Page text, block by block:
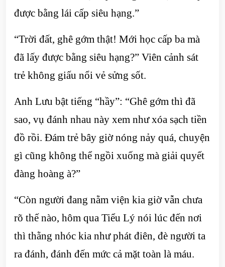
được bằng lái cấp siêu hạng.”
“Trời đất, ghê gớm thật! Mới học cấp ba mà
đã lấy được bằng siêu hạng?” Viên cảnh sát
trẻ không giấu nổi vẻ sửng sốt.
Anh Lưu bật tiếng “hầy”: “Ghê gớm thì đã
sao, vụ đánh nhau này xem như xóa sạch tiền
đồ rồi. Đám trẻ bây giờ nóng nảy quá, chuyện
gì cũng không thể ngồi xuống mà giải quyết
đàng hoàng à?”
“Còn người đang nằm viện kia giờ vẫn chưa
rõ thế nào, hôm qua Tiểu Lý nói lúc đến nơi
thì thằng nhóc kia như phát điên, đè người ta
ra đánh, đánh đến mức cả mặt toàn là máu.